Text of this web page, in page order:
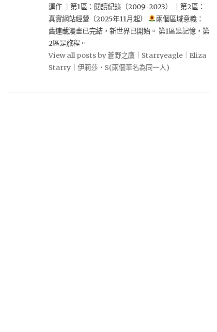
運作 ｜第1區：閱讀紀錄（2009–2023） ｜第2區：
真實網站經營（2025年11月起）
兩個區域意義：
舊連載漫畫已完結，新世界已開始。 第1區是記憶，第
2區是旅程。
View all posts by 蒼野之鷹｜Starryeagle｜Eliza
Starry｜伊莉莎・S(兩個筆名為同一人)